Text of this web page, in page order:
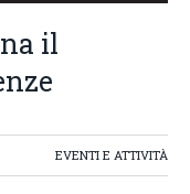
il
EVENTI E ATTIVITÀ